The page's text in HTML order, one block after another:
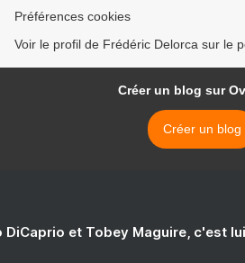
Préférences cookies
Voir le profil de Frédéric Delorca sur le
Créer un blog sur
Créer un blog
DiCaprio et Tobey Maguire, c'est